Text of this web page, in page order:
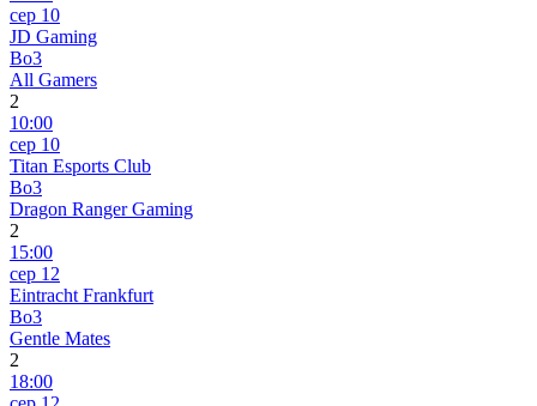
сер 10
JD Gaming
Bo3
All Gamers
2
10:00
сер 10
Titan Esports Club
Bo3
Dragon Ranger Gaming
2
15:00
сер 12
Eintracht Frankfurt
Bo3
Gentle Mates
2
18:00